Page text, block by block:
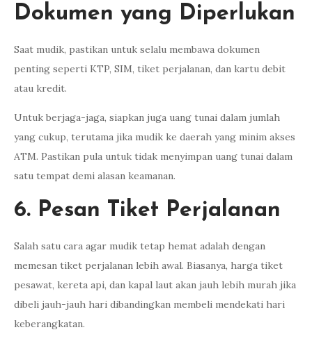
Dokumen yang Diperlukan
Saat mudik, pastikan untuk selalu membawa dokumen
penting seperti KTP, SIM, tiket perjalanan, dan kartu debit
atau kredit.
Untuk berjaga-jaga, siapkan juga uang tunai dalam jumlah
yang cukup, terutama jika mudik ke daerah yang minim akses
ATM. Pastikan pula untuk tidak menyimpan uang tunai dalam
satu tempat demi alasan keamanan.
6. Pesan Tiket Perjalanan
Salah satu cara agar mudik tetap hemat adalah dengan
memesan tiket perjalanan lebih awal. Biasanya, harga tiket
pesawat, kereta api, dan kapal laut akan jauh lebih murah jika
dibeli jauh-jauh hari dibandingkan membeli mendekati hari
keberangkatan.